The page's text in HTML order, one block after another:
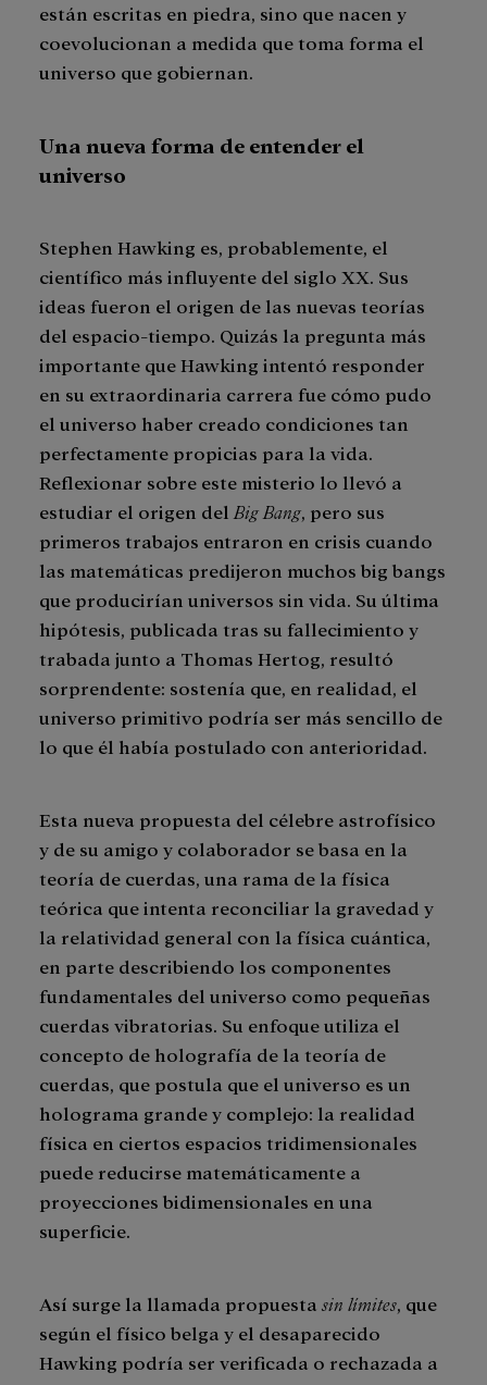
están escritas en piedra, sino que nacen y
coevolucionan a medida que toma forma el
universo que gobiernan.
Una nueva forma de entender el
universo
Stephen Hawking es, probablemente, el
científico más influyente del siglo XX. Sus
ideas fueron el origen de las nuevas teorías
del espacio-tiempo. Quizás la pregunta más
importante que Hawking intentó responder
en su extraordinaria carrera fue cómo pudo
el universo haber creado condiciones tan
perfectamente propicias para la vida.
Reflexionar sobre este misterio lo llevó a
estudiar el origen del Big Bang, pero sus
primeros trabajos entraron en crisis cuando
las matemáticas predijeron muchos big bangs
que producirían universos sin vida. Su última
hipótesis, publicada tras su fallecimiento y
trabada junto a Thomas Hertog, resultó
sorprendente: sostenía que, en realidad, el
universo primitivo podría ser más sencillo de
lo que él había postulado con anterioridad.
Esta nueva propuesta del célebre astrofísico
y de su amigo y colaborador se basa en la
teoría de cuerdas, una rama de la física
teórica que intenta reconciliar la gravedad y
la relatividad general con la física cuántica,
en parte describiendo los componentes
fundamentales del universo como pequeñas
cuerdas vibratorias. Su enfoque utiliza el
concepto de holografía de la teoría de
cuerdas, que postula que el universo es un
holograma grande y complejo: la realidad
física en ciertos espacios tridimensionales
puede reducirse matemáticamente a
proyecciones bidimensionales en una
superficie.
Así surge la llamada propuesta sin límites, que
según el físico belga y el desaparecido
Hawking podría ser verificada o rechazada a